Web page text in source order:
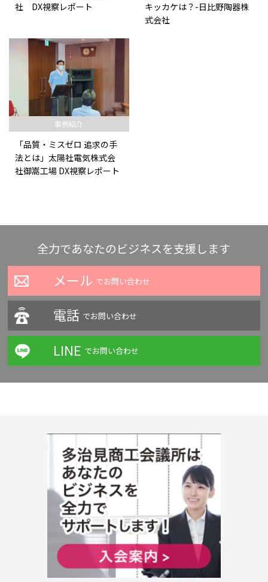
社 DX視察レポート
キッカケは？-日比野陶器株
式会社
事例紹介
「品質・ミスゼロ 追求の手
法とは」太陽社電気株式会
社御嵩工場 DX視察レポート
全力であなたのビジネスを支援します
メール でお問い合わせ
電話 でお問い合わせ
LINE でお問い合わせ